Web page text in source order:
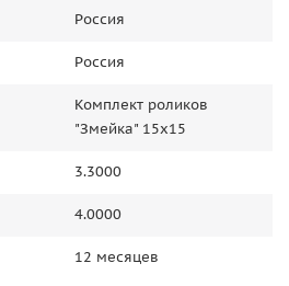
Россия
Россия
Комплект роликов
"Змейка" 15x15
3.3000
4.0000
12 месяцев